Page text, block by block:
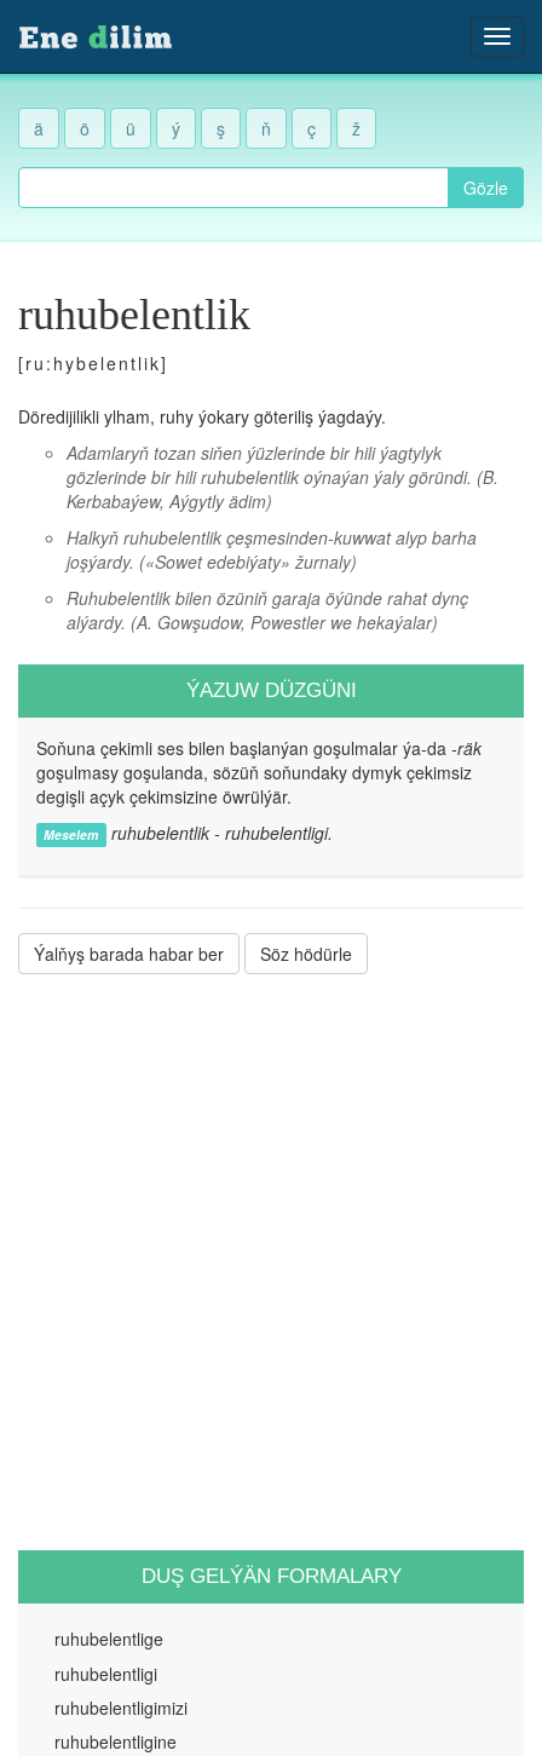
ä ö ü ý ş ň ç ž
Gözle
ruhubelentlik
[ru:hybelentlik]
Döredijilikli ylham, ruhy ýokary göteriliş ýagdaýy.
Adamlaryň tozan siňen ýüzlerinde bir hili ýagtylyk
gözlerinde bir hili ruhubelentlik oýnaýan ýaly göründi. (B.
Kerbabaýew, Aýgytly ädim)
Halkyň ruhubelentlik çeşmesinden-kuwwat alyp barha
joşýardy. («Sowet edebiýaty» žurnaly)
Ruhubelentlik bilen özüniň garaja öýünde rahat dynç
alýardy. (A. Gowşudow, Powestler we hekaýalar)
ÝAZUW DÜZGÜNI
Soňuna çekimli ses bilen başlanýan goşulmalar ýa-da -räk
goşulmasy goşulanda, sözüň soňundaky dymyk çekimsiz
degişli açyk çekimsizine öwrülýär.
Meselem ruhubelentlik - ruhubelentligi.
Ýalňyş barada habar ber Söz hödürle
DUŞ GELÝÄN FORMALARY
ruhubelentlige
ruhubelentligi
ruhubelentligimizi
ruhubelentligine